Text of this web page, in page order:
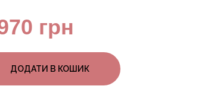
грн
ДОДАТИ В КОШИК